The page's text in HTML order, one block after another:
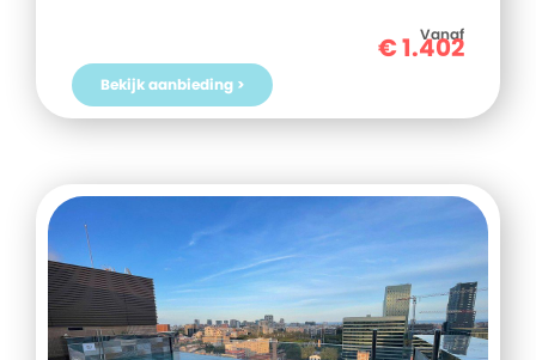
Vanaf
€1.402
Bekijk aanbieding >